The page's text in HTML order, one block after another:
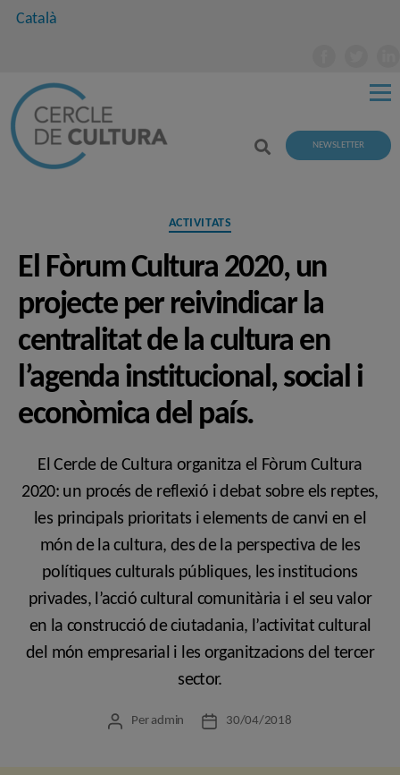
Català
NEWSLETTER
Categories
ACTIVITATS
El Fòrum Cultura 2020, un
projecte per reivindicar la
centralitat de la cultura en
l’agenda institucional, social i
econòmica del país.
El Cercle de Cultura organitza el Fòrum Cultura
2020: un procés de reflexió i debat sobre els reptes,
les principals prioritats i elements de canvi en el
món de la cultura, des de la perspectiva de les
polítiques culturals públiques, les institucions
privades, l’acció cultural comunitària i el seu valor
en la construcció de ciutadania, l’activitat cultural
del món empresarial i les organitzacions del tercer
sector.
Autor
Per admin
Data30/04/2018